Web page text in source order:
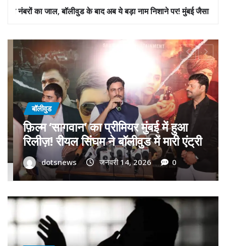
के बाद अब ये बड़ा नाम निशाने पर! मुंबई जैसा ‘फिरौती खेल’ अब दिल्ली-
बॉलीवुड
गोवा मुख्यमंत्री डॉ. प्रमोद सावंत का ‘गोदान’
को बड़ा समर्थन; पोस्टर विमोचन कर मथुरा से
फिल्म गोदान की टीम का बढ़ाया मान!
dotsnews जनवरी 9, 2026 0